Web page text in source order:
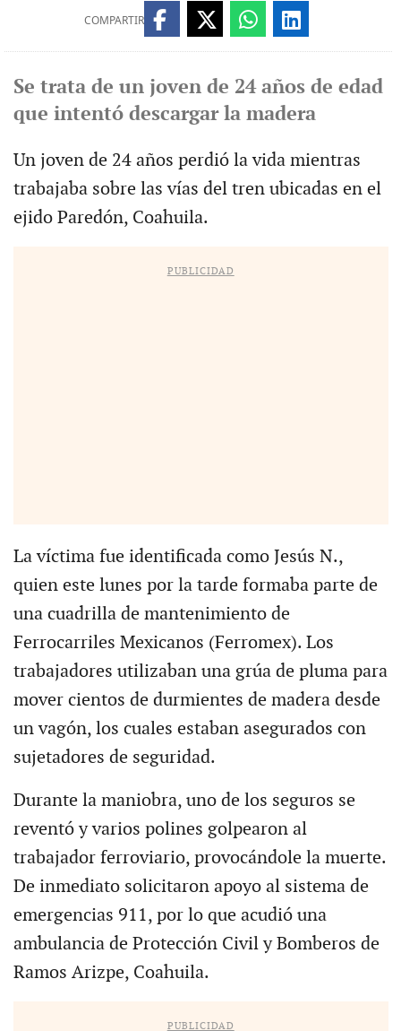
COMPARTIR
Se trata de un joven de 24 años de edad
que intentó descargar la madera
Un joven de 24 años perdió la vida mientras
trabajaba sobre las vías del tren ubicadas en el
ejido Paredón, Coahuila.
PUBLICIDAD
La víctima fue identificada como Jesús N.,
quien este lunes por la tarde formaba parte de
una cuadrilla de mantenimiento de
Ferrocarriles Mexicanos (Ferromex). Los
trabajadores utilizaban una grúa de pluma para
mover cientos de durmientes de madera desde
un vagón, los cuales estaban asegurados con
sujetadores de seguridad.
Durante la maniobra, uno de los seguros se
reventó y varios polines golpearon al
trabajador ferroviario, provocándole la muerte.
De inmediato solicitaron apoyo al sistema de
emergencias 911, por lo que acudió una
ambulancia de Protección Civil y Bomberos de
Ramos Arizpe, Coahuila.
PUBLICIDAD